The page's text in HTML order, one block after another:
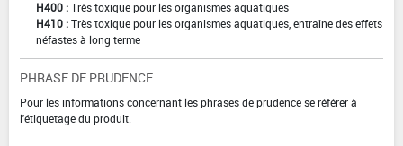
H400 :Très toxique pour les organismes aquatiques
H410 :Très toxique pour les organismes aquatiques, entraîne des effets
néfastes à long terme
PHRASE DE PRUDENCE
Pour les informations concernant les phrases de prudence se référer à
l'étiquetage du produit.